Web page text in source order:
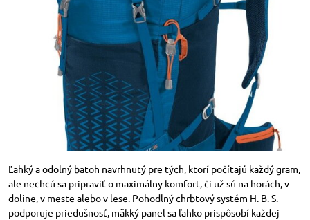
Ľahký a odolný batoh navrhnutý pre tých, ktorí počítajú každý gram,
ale nechcú sa pripraviť o maximálny komfort, či už sú na horách, v
doline, v meste alebo v lese. Pohodlný chrbtový systém H. B. S.
podporuje priedušnosť, mäkký panel sa ľahko prispôsobí každej